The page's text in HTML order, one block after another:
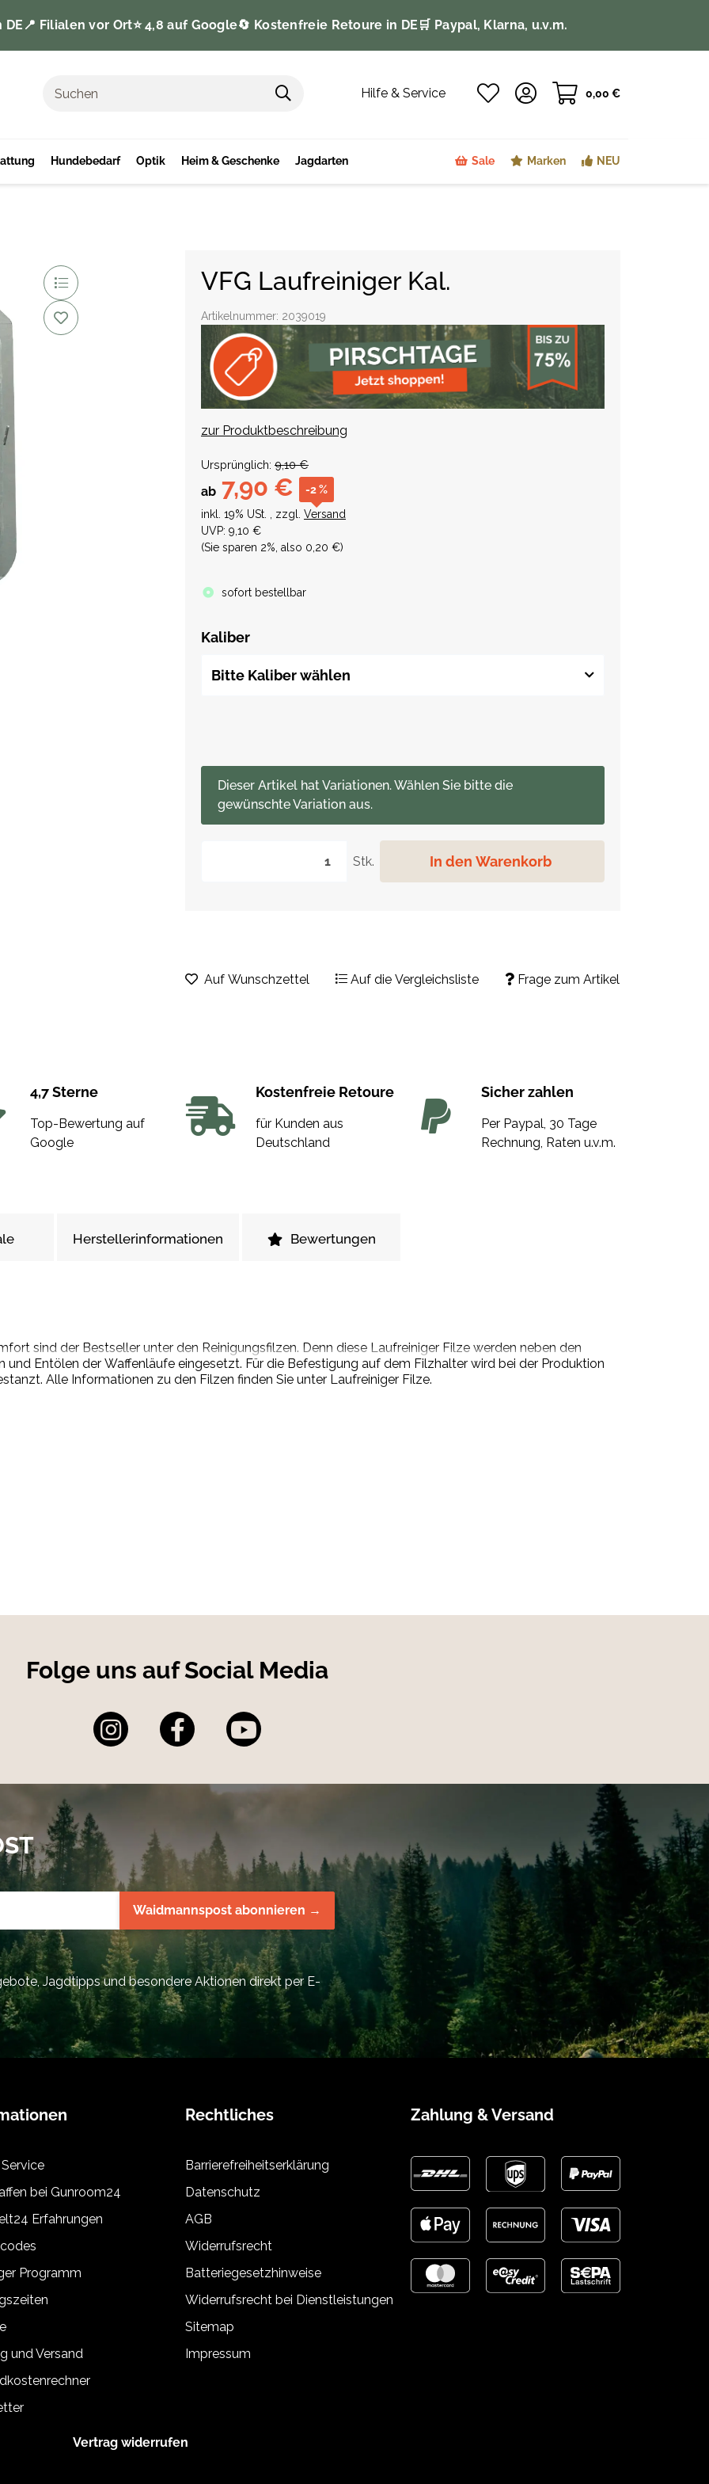
DE 📍 Filialen vor Ort⭐️ 4,8 auf Google🔄 Kostenfreie Retoure in DE 🛒 Paypal, Klarna, u.v.m.
Hilfe & Service 0,00 €
Hundebedarf Optik Heim & Geschenke Jagdarten Sale Marken NEU
VFG Laufreiniger Kal.
Artikelnummer: 2039019
zur Produktbeschreibung
Ursprünglich: 9,10 €
ab 7,90 € -2 %
inkl. 19% USt. , zzgl. Versand
UVP: 9,10 €
(Sie sparen 2%, also 0,20 €)
sofort bestellbar
Kaliber
Bitte Kaliber wählen
Stk. In den Warenkorb
xDieser Artikel hat Variationen. Wählen Sie bitte die
gewünschte Variation aus.
Frage zum Artikel
Auf Wunschzettel Auf die Vergleichsliste
4,7 Sterne
Top-Bewertung auf
Google
Kostenfreie Retoure
für Kunden aus
Deutschland
Sicher zahlen
Per Paypal, 30 Tage
Rechnung, Raten u.v.m.
Herstellerinformationen Bewertungen
sind der Bestseller unter den Reinigungsfilzen. Denn diese Laufreiniger Filze werden neben den
Entölen der Waffenläufe eingesetzt. Für die Befestigung auf dem Filzhalter wird bei der Produktion
Alle Informationen zu den Filzen finden Sie unter Laufreiniger Filze.
Folge uns auf Social Media
Waidmannspost abonnieren →
Jagdtipps und besondere Aktionen direkt per E-
bei Gunroom24
Erfahrungen
Programm
und Versand
Rechtliches
Barrierefreiheitserklärung
Datenschutz
AGB
Widerrufsrecht
Batteriegesetzhinweise
Widerrufsrecht bei Dienstleistungen
Sitemap
Impressum
Zahlung & Versand
Vertrag widerrufen